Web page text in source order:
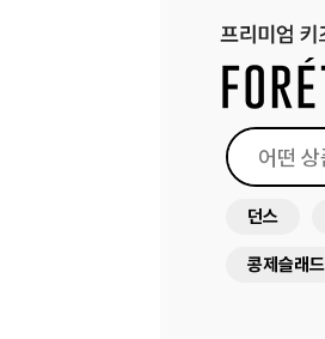
던스
콩제슬래드